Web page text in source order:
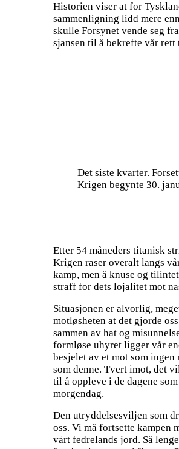
Historien viser at for
sammenligning lidd mere
skulle Forsynet vende seg
sjansen til å bekrefte vår rett
Det siste kvarter.
Krigen begynte 30.
Etter 54 måneders titanisk
Krigen raser overalt langs
kamp, men å knuse og
straff for dets lojalitet mot
Situasjonen er alvorlig,
motløsheten at det gjorde
sammen av hat og
formløse uhyret ligger vår
besjelet av et mot som
som denne. Tvert imot, det
til å oppleve i de dagene
morgendag.
Den utryddelsesviljen som
oss. Vi må fortsette
vårt fedrelands jord. Så